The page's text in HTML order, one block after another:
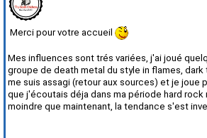
Merci pour votre accueil
Mes influences sont trés variées, j'ai joué
groupe de death metal du style in flames, dark
me suis assagi (retour aux sources) et je joue
que j'écoutais déja dans ma période hard rock
moindre que maintenant, la tendance s'est